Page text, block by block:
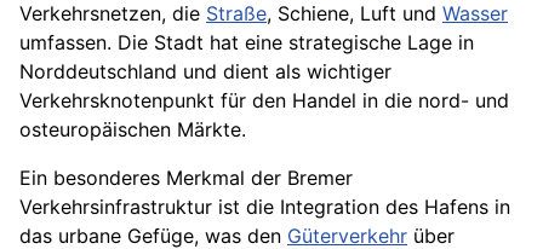
Verkehrsnetzen, die Straße, Schiene, Luft und Wasser
umfassen. Die Stadt hat eine strategische Lage in
Norddeutschland und dient als wichtiger
Verkehrsknotenpunkt für den Handel in die nord- und
osteuropäischen Märkte.
Ein besonderes Merkmal der Bremer
Verkehrsinfrastruktur ist die Integration des Hafens in
das urbane Gefüge, was den Güterverkehr über